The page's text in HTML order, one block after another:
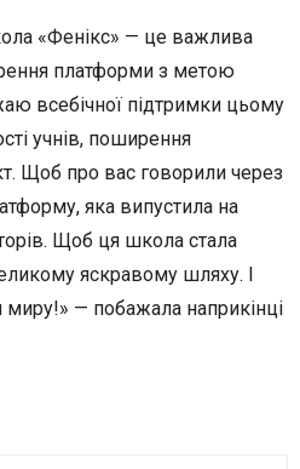
«Фенікс» — це важлива
платформи з метою
всебічної підтримки цьому
учнів, поширення
Щоб про вас говорили через
яка випустила на
Щоб ця школа стала
яскравому шляху. І
— побажала наприкінці